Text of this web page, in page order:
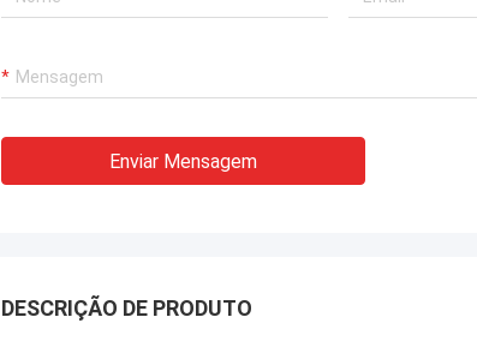
Enviar Mensagem
DESCRIÇÃO DE PRODUTO